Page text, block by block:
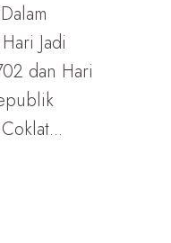
Jadi
dan Hari